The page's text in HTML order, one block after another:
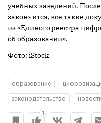
учебных заведений.
закончится, все такие
из «Единого реестра
об образовании».
Фото: iStock
образование
законодательство
новости
1